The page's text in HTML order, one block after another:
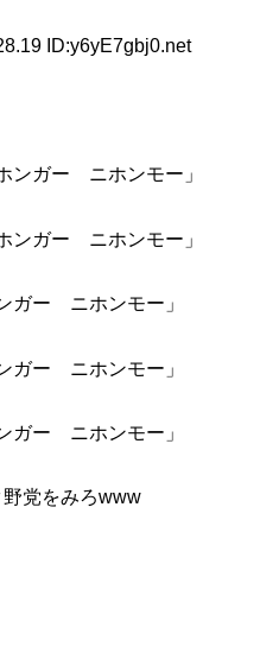
ID:y6yE7gbj0.net
ンガー ニホンモー」
ンガー ニホンモー」
ガー ニホンモー」
ガー ニホンモー」
ガー ニホンモー」
党をみろwww